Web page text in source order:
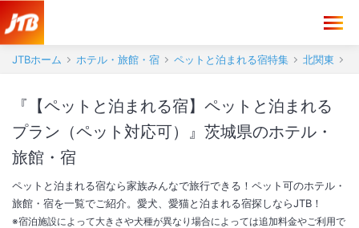
JTBホーム ホテル・旅館・宿 ペットと泊まれる宿特集 北関東
『【ペットと泊まれる宿】ペットと泊まれる
プラン（ペット対応可）』茨城県のホテル・
旅館・宿
ペットと泊まれる宿なら家族みんなで旅行できる！ペット可のホテル・
旅館・宿を一覧でご紹介。愛犬、愛猫と泊まれる宿探しならJTB！
※宿泊施設によって大きさや犬種が異なり場合によっては追加料金やご利用で